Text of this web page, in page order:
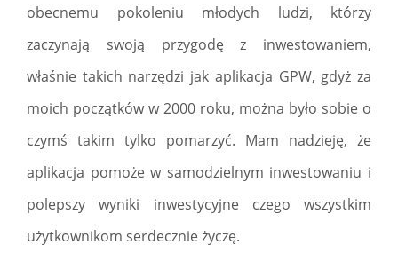
obecnemu pokoleniu młodych ludzi, którzy
zaczynają swoją przygodę z inwestowaniem,
właśnie takich narzędzi jak aplikacja GPW, gdyż za
moich początków w 2000 roku, można było sobie o
czymś takim tylko pomarzyć. Mam nadzieję, że
aplikacja pomoże w samodzielnym inwestowaniu i
polepszy wyniki inwestycyjne czego wszystkim
użytkownikom serdecznie życzę.